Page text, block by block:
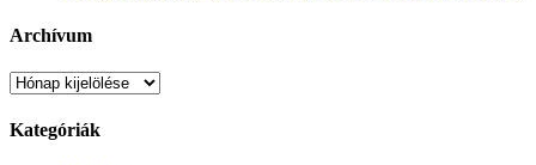
Archívum
Archívum
Kategóriák